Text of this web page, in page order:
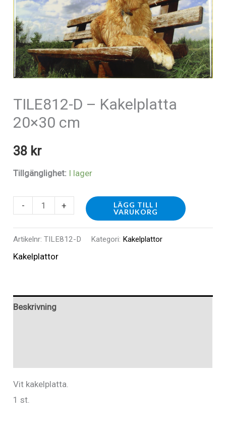
TILE812-D – Kakelplatta
20×30 cm
38 kr
Tillgänglighet: I lager
-
TILE812-
-
mängd
+
LÄGG TILL I
VARUKORG
Artikelnr:TILE812-D Kategori: Kakelplattor
Kakelplattor
Beskrivning
Vit kakelplatta.
1 st.